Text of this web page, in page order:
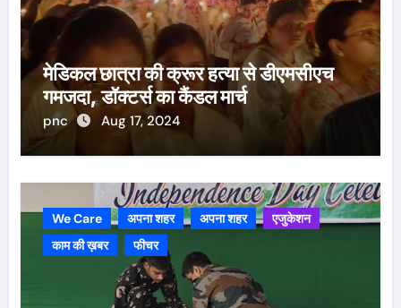
मेडिकल छात्रा की क्रूर हत्या से डीएमसीएच
गमजदा, डॉक्टर्स का कैंडल मार्च
pnc Aug 17, 2024
We Care अपना शहर अपना शहर
एजुकेशन
काम की ख़बर
फीचर